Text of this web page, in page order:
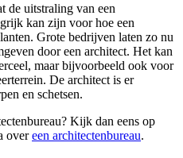
de uitstraling van een
kan zijn voor hoe een
Grote bedrijven laten zo nu
door een architect. Het kan
maar bijvoorbeeld ook voor
De architect is er
en schetsen.
Kijk dan eens op
overeen architectenbureau.